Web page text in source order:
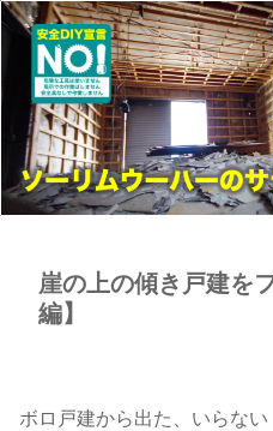
崖の上の傾き戸建を
編】
ボロ戸建から出た、いらない